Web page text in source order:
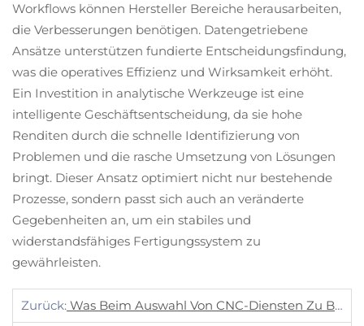
Workflows können Hersteller Bereiche herausarbeiten,
die Verbesserungen benötigen. Datengetriebene
Ansätze unterstützen fundierte Entscheidungsfindung,
was die operatives Effizienz und Wirksamkeit erhöht.
Ein Investition in analytische Werkzeuge ist eine
intelligente Geschäftsent­scheidung, da sie hohe
Renditen durch die schnelle Identifizierung von
Problemen und die rasche Umsetzung von Lösungen
bringt. Dieser Ansatz optimiert nicht nur bestehende
Prozesse, sondern passt sich auch an veränderte
Gegebenheiten an, um ein stabiles und
widerstandsfähiges Fertigungssystem zu
gewährleisten.
Zurück: Was Beim Auswahl Von CNC-Diensten Zu Berücksichtigen Ist?